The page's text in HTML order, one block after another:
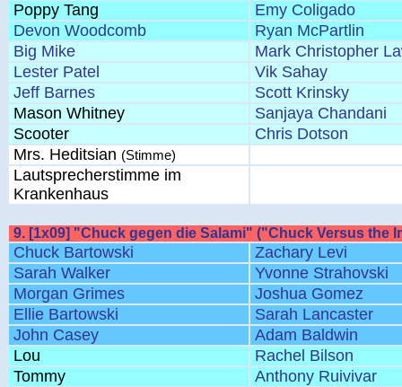
Poppy Tang
Emy Coligado
Devon Woodcomb
Ryan McPartlin
Big Mike
Mark Christopher
Lester Patel
Vik Sahay
Jeff Barnes
Scott Krinsky
Mason Whitney
Sanjaya Chandani
Scooter
Chris Dotson
Mrs. Heditsian (Stimme)
Lautsprecherstimme im
Krankenhaus
9. [1x09] "Chuck gegen die Salami" ("Chuck Versus the
Chuck Bartowski
Zachary Levi
Sarah Walker
Yvonne Strahovski
Morgan Grimes
Joshua Gomez
Ellie Bartowski
Sarah Lancaster
John Casey
Adam Baldwin
Lou
Rachel Bilson
Tommy
Anthony Ruivivar